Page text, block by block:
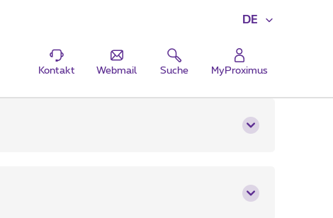
DE
Kontakt Webmail Suche MyProximus